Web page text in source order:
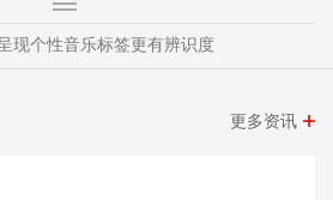
现个性音乐标签更有辨识度
更多资讯